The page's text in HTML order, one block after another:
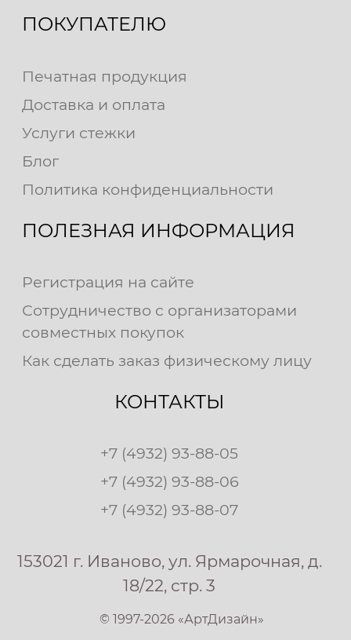
ПОКУПАТЕЛЮ
Печатная продукция
Доставка и оплата
Услуги стежки
Блог
Политика конфиденциальности
ПОЛЕЗНАЯ ИНФОРМАЦИЯ
Регистрация на сайте
Сотрудничество с организаторами
совместных покупок
Как сделать заказ физическому лицу
КОНТАКТЫ
+7 (4932) 93-88-05
+7 (4932) 93-88-06
+7 (4932) 93-88-07
153021 г. Иваново, ул. Ярмарочная, д.
18/22, стр. 3
© 1997-2026 «АртДизайн»